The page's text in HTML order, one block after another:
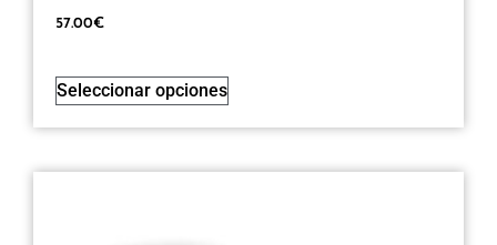
57.00€
Seleccionar opciones